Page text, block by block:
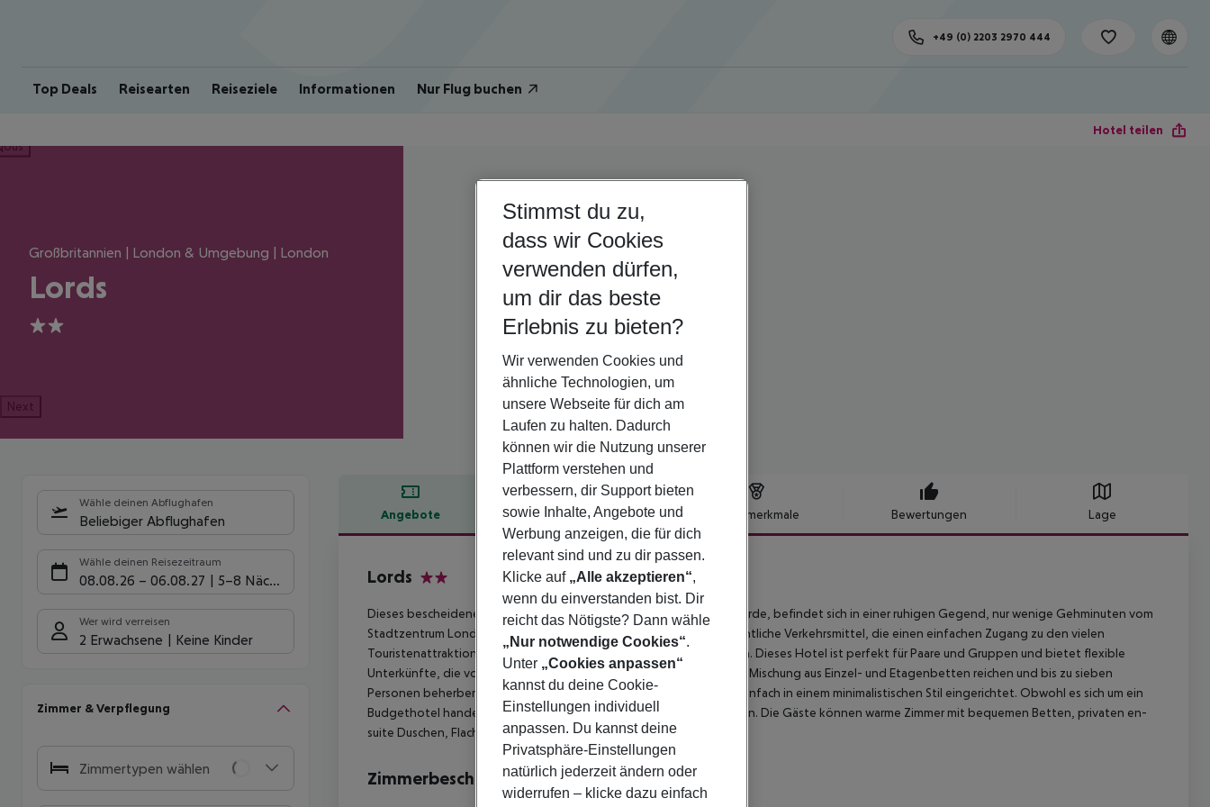
Top Deals Reisearten Reiseziele Informationen Nur Flug buchen
+49 (0) 2203 2970 444
Hotel teilen
Großbritannien | London & Umgebung | London
Lords
2
Next
Wähle deinen Abflughafen
Beliebiger Abflughafen
Wähle deinen Reisezeitraum
08.08.26 – 06.08.27 5-8 Nächte
Wer wird verreisen
2 Erwachsene Keine Kinder
Zimmer & Verpflegung
Zimmertypen wählen
Angebote Hotelbeschreibung Hotelmerkmale Bewertungen Lage
Hotelbeschreibung
Lords
Dieses bescheidene Hotel, das Mitte des 19. Jahrhunderts erbaut wurde, befindet sich in einer ruhigen Gegend, nur wenige Gehminuten vom
Stadtzentrum Londons entfernt. In der Nähe finden die Gäste öffentliche Verkehrsmittel, die einen einfachen Zugang zu den vielen
Touristenattraktionen und kulturellen Stätten der Stadt ermöglichen. Dieses Hotel ist perfekt für Paare und Gruppen und bietet flexible
Unterkünfte, die von Einzelzimmern bis zu Familienzimmern mit einer Mischung aus Einzel- und Etagenbetten reichen und bis zu sieben
Personen beherbergen können. Die Zimmer sind sauber, frisch und einfach in einem minimalistischen Stil eingerichtet. Obwohl es sich um ein
Budgethotel handelt, ist es stolz darauf, etwas Besonderes zu bieten. Die Gäste können warme Zimmer mit bequemen Betten, privaten en-
suite Duschen, Flachbildfernsehern und WLAN erwarten.
Zimmerbeschreibung
Stimmst du zu,
dass wir Cookies
verwenden dürfen,
um dir das beste
Erlebnis zu bieten?
Wir verwenden Cookies und
ähnliche Technologien, um
unsere Webseite für dich am
Laufen zu halten. Dadurch
können wir die Nutzung unserer
Plattform verstehen und
verbessern, dir Support bieten
sowie Inhalte, Angebote und
Werbung anzeigen, die für dich
relevant sind und zu dir passen.
Klicke auf „Alle akzeptieren“,
wenn du einverstanden bist. Dir
reicht das Nötigste? Dann wähle
„Nur notwendige Cookies“.
Unter „Cookies anpassen“
kannst du deine Cookie-
Einstellungen individuell
anpassen. Du kannst deine
Privatsphäre-Einstellungen
natürlich jederzeit ändern oder
widerrufen – klicke dazu einfach